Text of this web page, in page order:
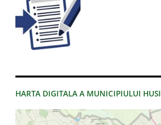
HARTA DIGITALA A MUNICIPIULUI HUSI